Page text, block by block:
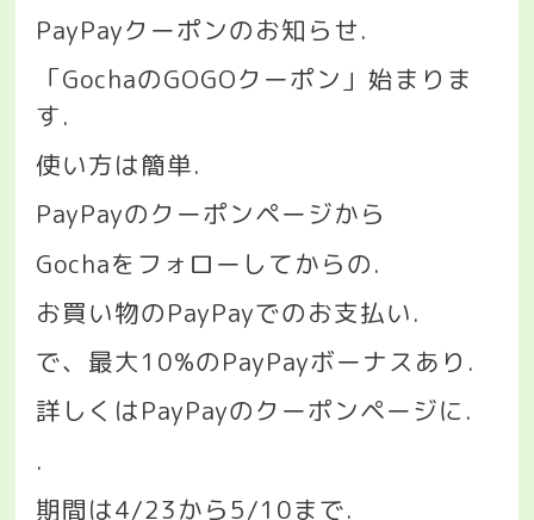
PayPayクーポンのお知らせ.
「GochaのGOGOクーポン」始まりま
す.
使い方は簡単.
PayPayのクーポンページから
Gochaをフォローしてからの.
お買い物のPayPayでのお支払い.
で、最大10%のPayPayボーナスあり .
詳しくはPayPayのクーポンページに .
.
期間は4/23から5/10まで.